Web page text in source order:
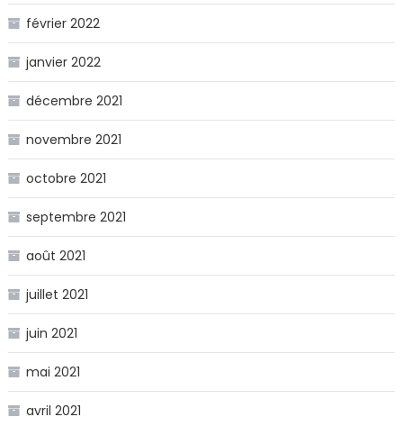
février 2022
janvier 2022
décembre 2021
novembre 2021
octobre 2021
septembre 2021
août 2021
juillet 2021
juin 2021
mai 2021
avril 2021